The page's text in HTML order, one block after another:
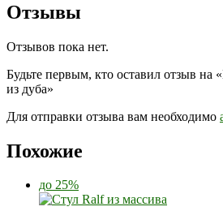
Отзывы
Отзывов пока нет.
Будьте первым, кто оставил отзыв на
из дуба»
Для отправки отзыва вам необходимо
Похожие
до 25%